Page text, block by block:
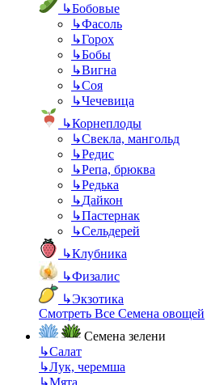
↳Бобовые
↳Фасоль
↳Горох
↳Бобы
↳Вигна
↳Соя
↳Чечевица
↳Корнеплоды
↳Свекла, мангольд
↳Редис
↳Репа, брюква
↳Редька
↳Дайкон
↳Пастернак
↳Сельдерей
↳Клубника
↳Физалис
↳Экзотика
Смотреть Все Семена овощей
Семена зелени
↳Салат
↳Лук, черемша
↳Мята